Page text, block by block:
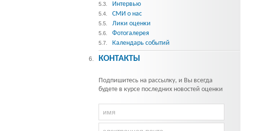
5.3. Интервью
5.4. СМИ о нас
5.5. Лики оценки
5.6. Фотогалерея
5.7. Календарь событий
6. КОНТАКТЫ
Подпишитесь на рассылку, и Вы всегда
будете в курсе последних новостей оценки